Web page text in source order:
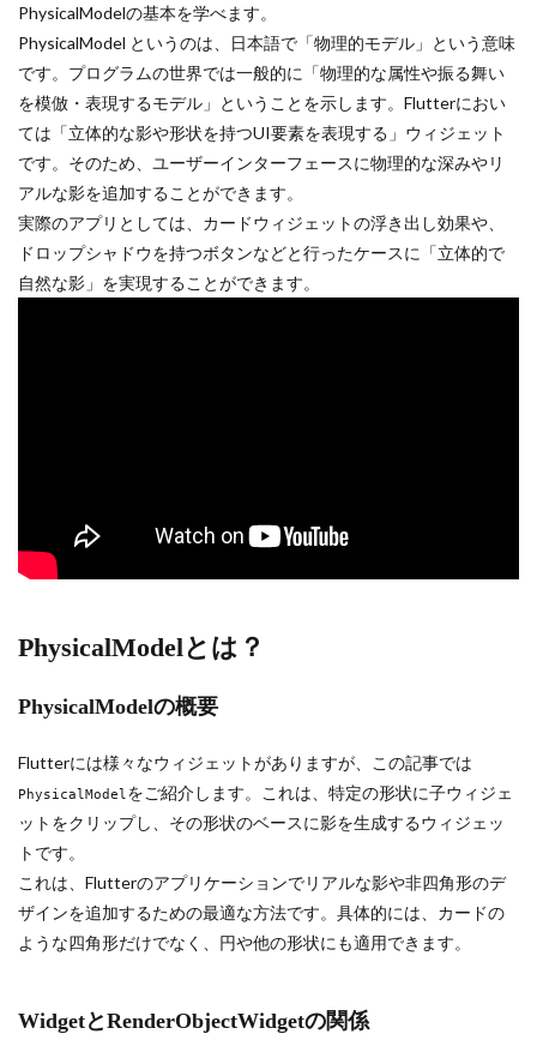
PhysicalModelの基本を学べます。
PhysicalModel というのは、日本語で「物理的モデル」という意味
です。プログラムの世界では一般的に「物理的な属性や振る舞い
を模倣・表現するモデル」ということを示します。Flutterにおい
ては「立体的な影や形状を持つUI要素を表現する」ウィジェット
です。そのため、ユーザーインターフェースに物理的な深みやリ
アルな影を追加することができます。
実際のアプリとしては、カードウィジェットの浮き出し効果や、
ドロップシャドウを持つボタンなどと行ったケースに「立体的で
自然な影」を実現することができます。
PhysicalModelとは？
PhysicalModelの概要
Flutterには様々なウィジェットがありますが、この記事では
PhysicalModelをご紹介します。これは、特定の形状に子ウィジェ
ットをクリップし、その形状のベースに影を生成するウィジェッ
トです。
これは、Flutterのアプリケーションでリアルな影や非四角形のデ
ザインを追加するための最適な方法です。具体的には、カードの
ような四角形だけでなく、円や他の形状にも適用できます。
WidgetとRenderObjectWidgetの関係